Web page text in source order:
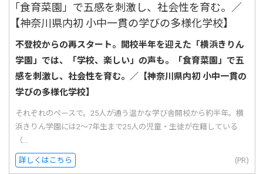
不登校からの再スタート。開校半年を迎えた「横浜きりん
学園」では、「学校、楽しい」の声も。「食育菜園」で五
感を刺激し、社会性を育む。／【神奈川県内初 小中一貫の
学びの多様化学校】
それぞれのペースで。25人が通う温かな学び舎開校から約半年。横
浜きりん学園には2〜7年生まで25人の児童・生徒が在籍している
（...
詳しくはこちら (PR)